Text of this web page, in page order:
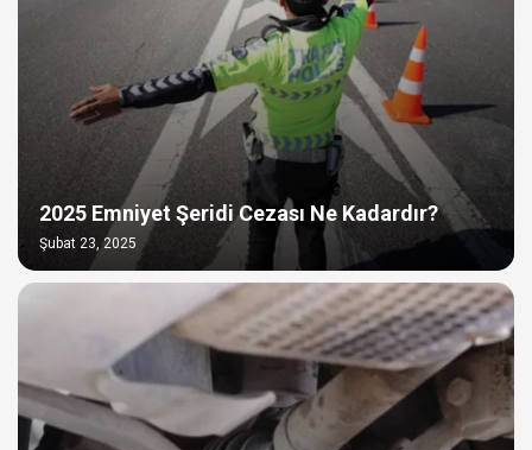
2025 Emniyet Şeridi Cezası Ne Kadardır?
Şubat 23, 2025